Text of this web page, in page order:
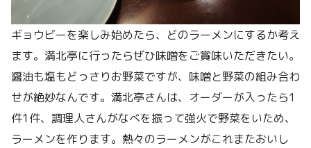
ギョウビーを楽しみ始めたら、どのラーメンにするか考え
ます。満北亭に行ったらぜひ味噌をご賞味いただきたい。
醤油も塩もどっさりお野菜ですが、味噌と野菜の組み合わ
せが絶妙なんです。満北亭さんは、オーダーが入ったら1
件1件、調理人さんがなべを振って強火で野菜をいため、
ラーメンを作ります。熱々のラーメンがこれまたおいし